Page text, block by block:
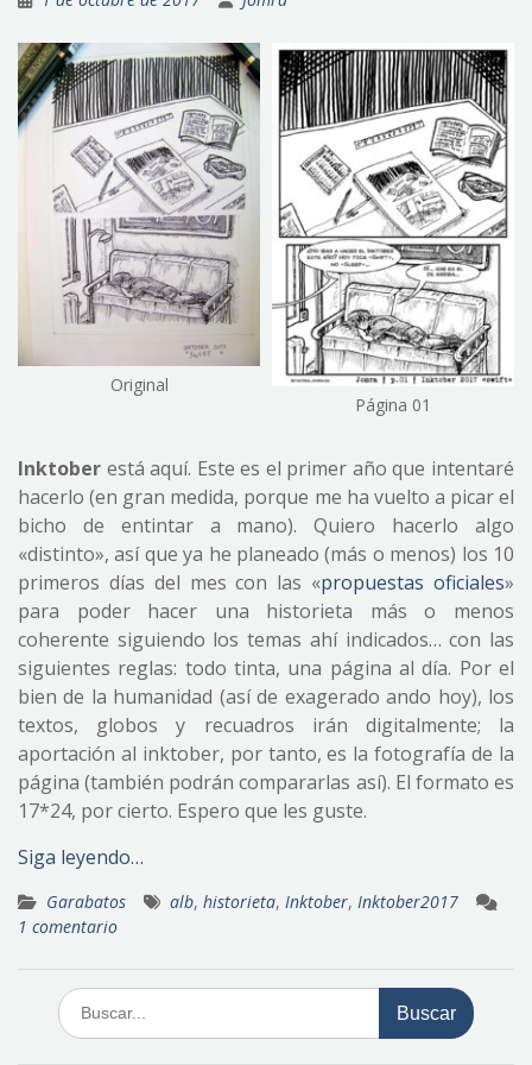
Original
Página 01
Inktober está aquí. Este es el primer año que intentaré
hacerlo (en gran medida, porque me ha vuelto a picar el
bicho de entintar a mano). Quiero hacerlo algo
«distinto», así que ya he planeado (más o menos) los 10
primeros días del mes con las «propuestas oficiales»
para poder hacer una historieta más o menos
coherente siguiendo los temas ahí indicados… con las
siguientes reglas: todo tinta, una página al día. Por el
bien de la humanidad (así de exagerado ando hoy), los
textos, globos y recuadros irán digitalmente; la
aportación al inktober, por tanto, es la fotografía de la
página (también podrán compararlas así). El formato es
17*24, por cierto. Espero que les guste.
Siga leyendo…
Garabatos alb, historieta, Inktober, Inktober2017
1 comentario
Buscar: